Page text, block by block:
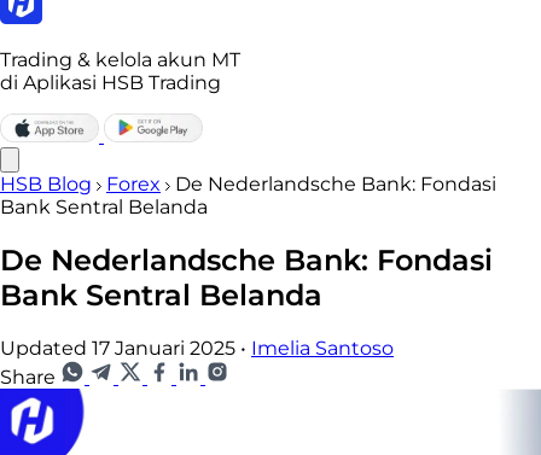
Trading & kelola akun MT
di Aplikasi HSB Trading
HSB Blog Forex
De Nederlandsche Bank: Fondasi
Bank Sentral Belanda
De Nederlandsche Bank: Fondasi
Bank Sentral Belanda
Updated 17 Januari 2025 • Imelia Santoso
Share